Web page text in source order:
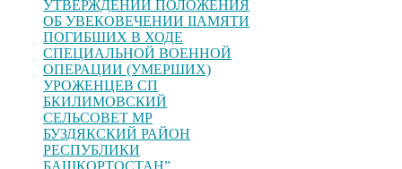
УТВЕРЖДЕНИИ ПОЛОЖЕНИЯ
ОБ УВЕКОВЕЧЕНИИ ІІАМЯТИ
ПОГИБШИХ В ХОДЕ
СПЕЦИАЛЬНОЙ ВОЕННОЙ
ОПЕРАЦИИ (УМЕРШИХ)
УРОЖЕНЦЕВ CП
БКИЛИМОВСКИЙ
СЕЛЬСОВЕТ МР
БУЗДЯКСКИЙ РАЙОН
РЕСПУБЛИКИ